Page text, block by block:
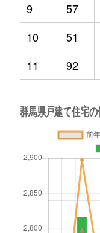
9
57
10
51
11
92